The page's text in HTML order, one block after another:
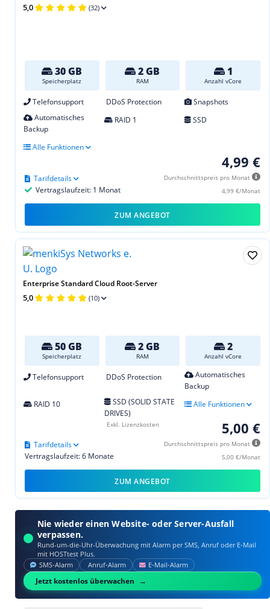
5,0 (32)
30 GB
Speicherplatz
2 GB
RAM
1
Anzahl vCore
Telefonsupport DDoS Protection
Snapshots
Automatisches
Backup
RAID 1 SSD
Alle Funktionen
4,99 €
Durchschnittspreis pro Monat
4,99 €/Monat
Vertragslaufzeit: 1 Monat
Tarifdetails
ZUM ANGEBOT
Enterprise Standard Cloud Root-Server
5,0 (10)
50 GB
Speicherplatz
2 GB
RAM
2
Anzahl vCore
Telefonsupport DDoS Protection
Automatisches
Backup
RAID 10
SSD (SOLID STATE
DRIVES)
Alle Funktionen
5,00 €
Durchschnittspreis pro Monat
5,00 €/Monat
Vertragslaufzeit: 6 Monate
Tarifdetails
Exkl. Lizenzkosten
ZUM ANGEBOT
Nie wieder einen Website- oder Server-Ausfall
verpassen.
Rund-um-die-Uhr-Überwachung mit Alarm per SMS, Anruf oder E‑Mail
mit HOSTtest Plus.
SMS‑Alarm Anruf‑Alarm E‑Mail‑Alarm
Jetzt kostenlos überwachen